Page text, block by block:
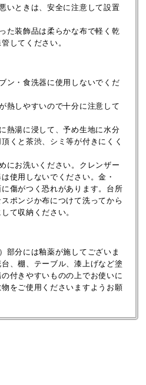
いときは、安全に注意して設置
た装飾品は柔らかな布で軽く乾
してください。
ン・食洗器に使用しないでくだ
熱しやすいので十分に注意して
熱湯に浸して、予め生地に水分
くと茶渋、シミ等が付きにくく
にお洗いください。クレンザー
使用しないでください。金・
傷がつく恐れがあります。台所
ポンジか布につけて洗ってから
て収納ください。
部分には釉薬が施してございま
、棚、テーブル、漆上げなど塗
付きやすいものの上でお使いに
をご使用くださいますようお願